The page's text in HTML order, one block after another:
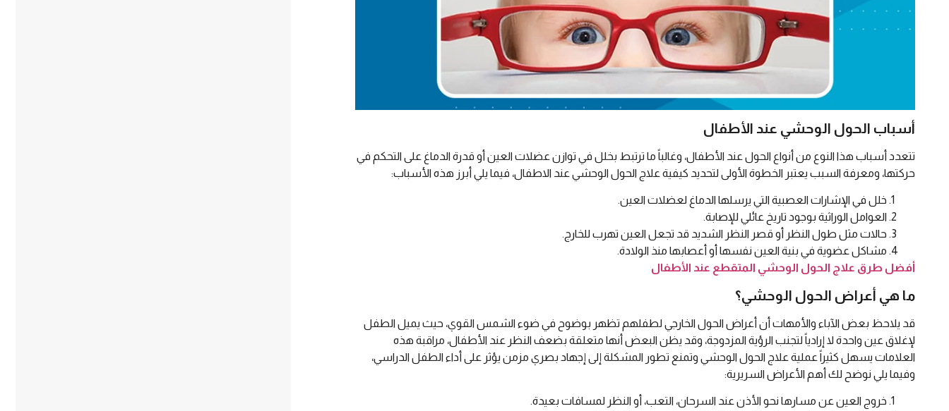
أسباب الحول الوحشي عند الأطفال
تتعدد أسباب هذا النوع من أنواع الحول عند الأطفال، وغالباً ما ترتبط بخلل في توازن عضلات العين أو قدرة الدماغ على التحكم في
حركتها، ومعرفة السبب يعتبر الخطوة الأولى لتحديد كيفية علاج الحول الوحشي عند الاطفال، فيما يلي أبرز هذه الأسباب:
خلل في الإشارات العصبية التي يرسلها الدماغ لعضلات العين.
العوامل الوراثية بوجود تاريخ عائلي للإصابة.
حالات مثل طول النظر أو قصر النظر الشديد قد تجعل العين تهرب للخارج.
مشاكل عضوية في بنية العين نفسها أو أعصابها منذ الولادة.
أفضل طرق علاج الحول الوحشي المتقطع عند الأطفال
ما هي أعراض الحول الوحشي؟
قد يلاحظ بعض الآباء والأمهات أن أعراض الحول الخارجي لطفلهم تظهر بوضوح في ضوء الشمس القوي، حيث يميل الطفل
لإغلاق عين واحدة لا إرادياً لتجنب الرؤية المزدوجة، وقد يظن البعض أنها متعلقة بضعف النظر عند الأطفال، مراقبة هذه
العلامات يسهل كثيراً عملية علاج الحول الوحشي وتمنع تطور المشكلة إلى إجهاد بصري مزمن يؤثر على أداء الطفل الدراسي،
وفيما يلي نوضح لك أهم الأعراض السريرية:
خروج العين عن مسارها نحو الأذن عند السرحان، التعب، أو النظر لمسافات بعيدة.